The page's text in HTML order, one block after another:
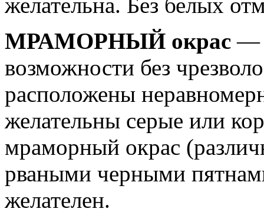
МРАМОРНЫЙ окрас —
возможности без
расположены
желательны серые или
мраморный окрас
рваными черными
желателен.